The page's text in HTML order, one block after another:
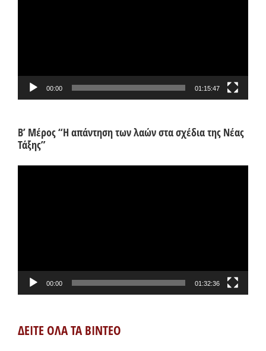
00:00 01:15:47
Β’ Μέρος “Η απάντηση των λαών στα σχέδια της Νέας
Τάξης”
00:00 01:32:36
ΔΕΙΤΕ ΟΛΑ ΤΑ ΒΙΝΤΕΟ